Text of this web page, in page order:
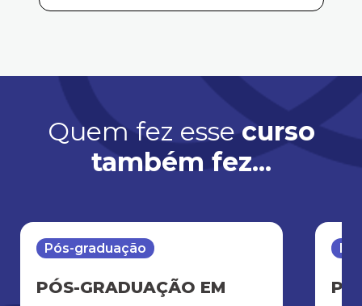
Quem fez esse curso
também fez...
Pós-graduação
PÓS-GRADUAÇÃO EM